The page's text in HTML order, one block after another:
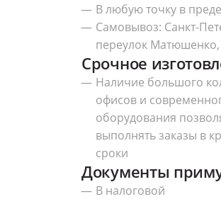
В любую точку в
Самовывоз: Санкт-
переулок
Срочное
Наличие большого
офисов и
оборудования
выполнять заказы в
сроки
Документы
В налоговой